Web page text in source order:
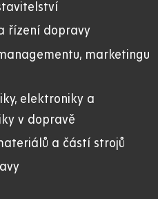
řízení dopravy
marketingu
elektroniky a
v dopravě
a částí strojů